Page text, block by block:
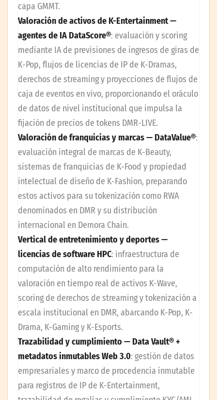
capa GMMT.
Valoración de activos de K-Entertainment —
agentes de IA DataScore®: evaluación y scoring
mediante IA de previsiones de ingresos de giras de
K-Pop, flujos de licencias de IP de K-Dramas,
derechos de streaming y proyecciones de flujos de
caja de eventos en vivo, proporcionando el oráculo
de datos de nivel institucional que impulsa la
fijación de precios de tokens DMR-LIVE.
Valoración de franquicias y marcas — DataValue®:
evaluación integral de marcas de K-Beauty,
sistemas de franquicias de K-Food y propiedad
intelectual de diseño de K-Fashion, preparando
estos activos para su tokenización como RWA
denominados en DMR y su distribución
internacional en Demora Chain.
Vertical de entretenimiento y deportes —
licencias de software HPC: infraestructura de
computación de alto rendimiento para la
valoración en tiempo real de activos K-Wave,
scoring de derechos de streaming y tokenización a
escala institucional en DMR, abarcando K-Pop, K-
Drama, K-Gaming y K-Esports.
Trazabilidad y cumplimiento — Data Vault® +
metadatos inmutables Web 3.0: gestión de datos
empresariales y marco de procedencia inmutable
para registros de IP de K-Entertainment,